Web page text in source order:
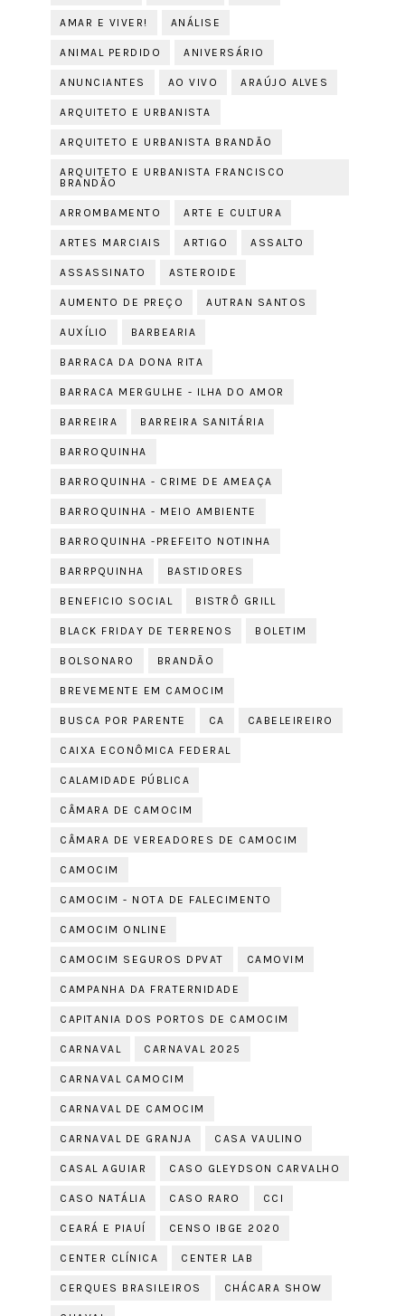
AMAR E VIVER! ANÁLISE
ANIMAL PERDIDO ANIVERSÁRIO
ANUNCIANTES AO VIVO ARAÚJO ALVES
ARQUITETO E URBANISTA
ARQUITETO E URBANISTA BRANDÃO
ARQUITETO E URBANISTA FRANCISCO
BRANDÃO
ARROMBAMENTO ARTE E CULTURA
ARTES MARCIAIS ARTIGO ASSALTO
ASSASSINATO ASTEROIDE
AUMENTO DE PREÇO AUTRAN SANTOS
AUXÍLIO BARBEARIA
BARRACA DA DONA RITA
BARRACA MERGULHE - ILHA DO AMOR
BARREIRA BARREIRA SANITÁRIA
BARROQUINHA
BARROQUINHA - CRIME DE AMEAÇA
BARROQUINHA - MEIO AMBIENTE
BARROQUINHA -PREFEITO NOTINHA
BARRPQUINHA BASTIDORES
BENEFICIO SOCIAL BISTRÔ GRILL
BLACK FRIDAY DE TERRENOS BOLETIM
BOLSONARO BRANDÃO
BREVEMENTE EM CAMOCIM
BUSCA POR PARENTE CA CABELEIREIRO
CAIXA ECONÔMICA FEDERAL
CALAMIDADE PÚBLICA
CÂMARA DE CAMOCIM
CÂMARA DE VEREADORES DE CAMOCIM
CAMOCIM
CAMOCIM - NOTA DE FALECIMENTO
CAMOCIM ONLINE
CAMOCIM SEGUROS DPVAT CAMOVIM
CAMPANHA DA FRATERNIDADE
CAPITANIA DOS PORTOS DE CAMOCIM
CARNAVAL CARNAVAL 2025
CARNAVAL CAMOCIM
CARNAVAL DE CAMOCIM
CARNAVAL DE GRANJA CASA VAULINO
CASAL AGUIAR CASO GLEYDSON CARVALHO
CASO NATÁLIA CASO RARO CCI
CEARÁ E PIAUÍ CENSO IBGE 2020
CENTER CLÍNICA CENTER LAB
CERQUES BRASILEIROS CHÁCARA SHOW